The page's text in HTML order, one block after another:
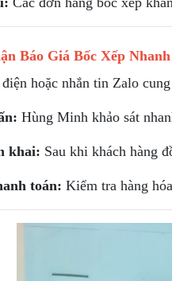
Báo Giá Bốc Xếp
hoặc nhắn tin Zalo
Hùng Minh khảo sát
khai: Sau khi khách hàng
toán: Kiểm tra hàng